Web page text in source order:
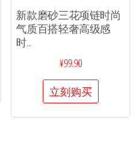
新款磨砂三花项链时尚
气质百搭轻奢高级感
时...
¥99.90
立刻购买